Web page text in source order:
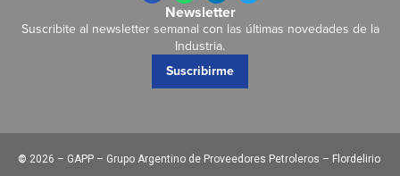
Newsletter
Suscribite al newsletter semanal con las últimas novedades de la
Industria.
Suscribirme
© 2026 – GAPP – Grupo Argentino de Proveedores Petroleros – Flordelirio